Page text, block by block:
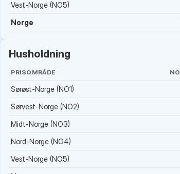
Vest-Norge (NO5)
Norge
Husholdning
PRISOMRÅDE
Sørøst-Norge (NO1)
Sørvest-Norge (NO2)
Midt-Norge (NO3)
Nord-Norge (NO4)
Vest-Norge (NO5)